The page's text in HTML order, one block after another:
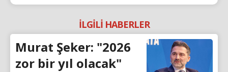
İLGİLİ HABERLER
Murat Şeker: "2026
zor bir yıl olacak"